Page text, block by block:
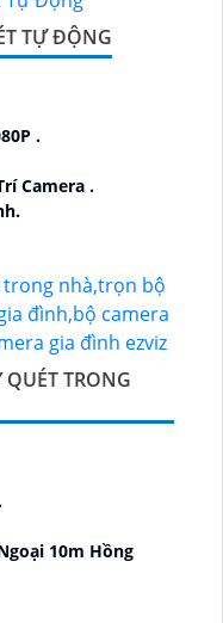
TỰ ĐỘNG
.
Camera .
QUÉT TRONG
10m Hồng